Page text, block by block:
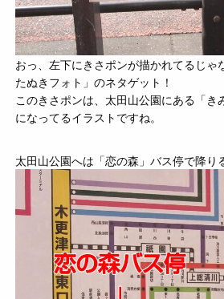
おっ、左下にきさポンが描かれてるじ
たぬきフォト」のネタゲット！
このきさポンは、太田山公園にある「き
になってるイラストですね。
太田山公園へは「恋の森」バス停で降り